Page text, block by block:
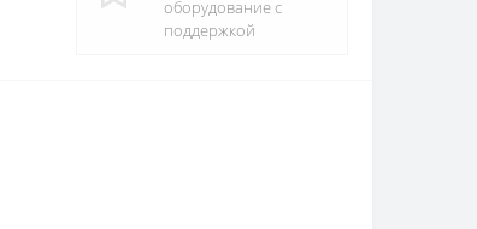
оборудование с
поддержкой